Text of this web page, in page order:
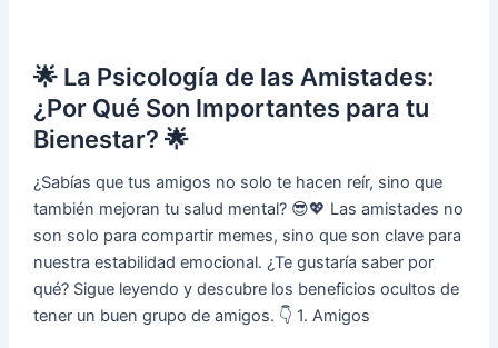
Vida?
💪
🌟
Consejos
Psicológicos
para
Lograrlo
🌟 La Psicología de las Amistades:
¿Por Qué Son Importantes para tu
Bienestar? 🌟
¿Sabías que tus amigos no solo te hacen reír, sino que
también mejoran tu salud mental? 😎💖 Las amistades no
son solo para compartir memes, sino que son clave para
nuestra estabilidad emocional. ¿Te gustaría saber por
qué? Sigue leyendo y descubre los beneficios ocultos de
tener un buen grupo de amigos. 👇 1. Amigos